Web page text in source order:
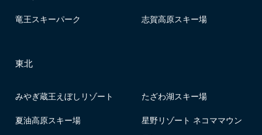
竜王スキーパーク 志賀高原スキー場
東北
みやぎ蔵王えぼしリゾート たざわ湖スキー場
夏油高原スキー場
星野リゾート ネコママウン